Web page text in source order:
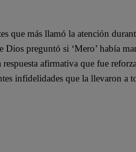
que más llamó la atención
Dios preguntó si ‘Mero’ había
afirmativa que fue
infidelidades que la llevaron a